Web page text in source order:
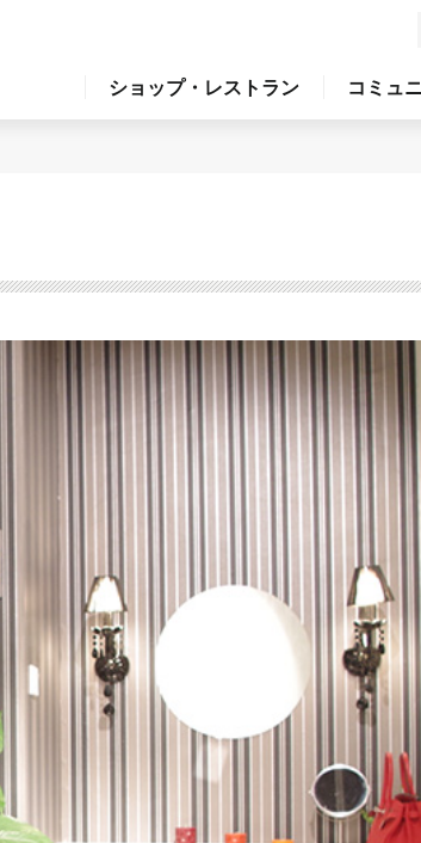
ショップ・レストラン コミュ